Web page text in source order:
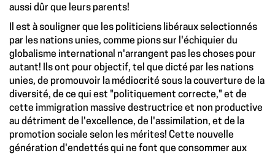
aussi dûr que leurs parents!
Il est à souligner que les politiciens libéraux selectionnés
par les nations unies, comme pions sur l'échiquier du
globalisme international n'arrangent pas les choses pour
autant! Ils ont pour objectif, tel que dicté par les nations
unies, de promouvoir la médiocrité sous la couverture de la
diversité, de ce qui est "politiquement correcte," et de
cette immigration massive destructrice et non productive
au détriment de l'excellence, de l'assimilation, et de la
promotion sociale selon les mérites! Cette nouvelle
génération d'endettés qui ne font que consommer aux